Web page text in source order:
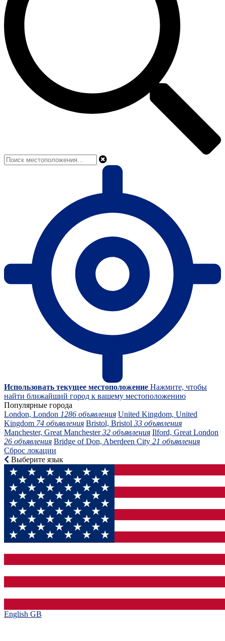
Использовать текущее местоположение Нажмите, чтобы
найти ближайший город к вашему местоположению
Популярные города
London, London 1286 объявления United Kingdom, United
Kingdom 74 объявления Bristol, Bristol 33 объявления
Manchester, Great Manchester32 объявления Ilford, Great London
26 объявления Bridge of Don, Aberdeen City 21 объявления
Сброс локации
Выберите язык
English GB‎